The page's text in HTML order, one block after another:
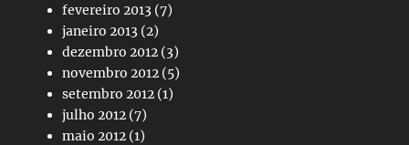
fevereiro 2013 (7)
janeiro 2013 (2)
dezembro 2012 (3)
novembro 2012 (5)
setembro 2012 (1)
julho 2012 (7)
maio 2012 (1)